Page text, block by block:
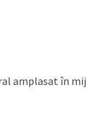
amplasat în